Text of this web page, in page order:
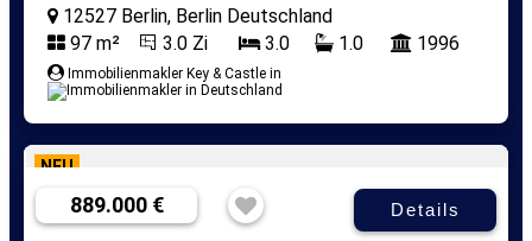
12527 Berlin, Berlin Deutschland
97 m²
3.0 Zi 3.0 1.0 1996
Immobilienmakler Key & Castle in
NEU
889.000 € Details